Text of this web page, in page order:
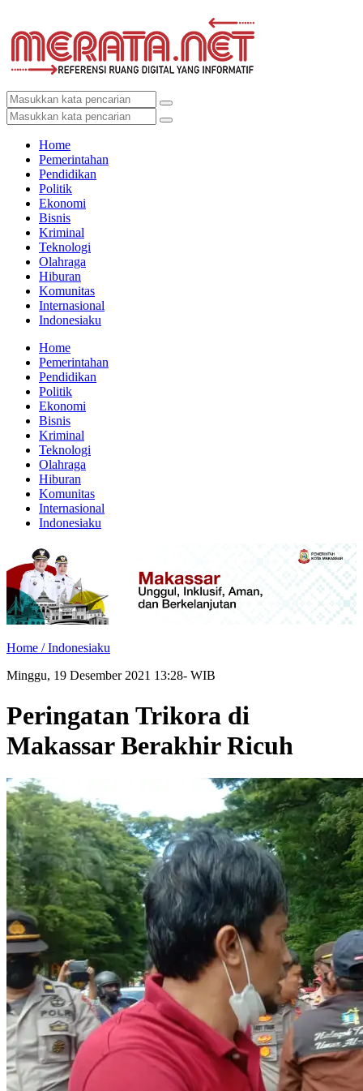
Home
Pemerintahan
Pendidikan
Politik
Ekonomi
Bisnis
Kriminal
Teknologi
Olahraga
Hiburan
Komunitas
Internasional
Indonesiaku
Home
Pemerintahan
Pendidikan
Politik
Ekonomi
Bisnis
Kriminal
Teknologi
Olahraga
Hiburan
Komunitas
Internasional
Indonesiaku
Home /Indonesiaku
Minggu, 19 Desember 2021 13:28- WIB
Peringatan Trikora di
Makassar Berakhir Ricuh